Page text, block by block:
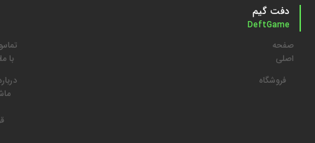
دفت گیم
DeftGame
صفحه
اصلی
فروشگاه
با ما
ما